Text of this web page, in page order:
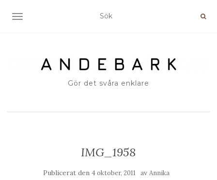
SLÅ PÅ/AV NAVIGERING
Gör det svåra enklare
IMG_1958
Publicerat den 4 oktober, 2011 av Annika